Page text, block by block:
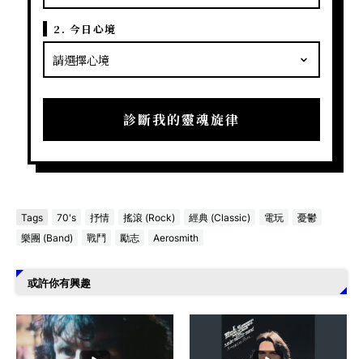
2. 今日心境
診斷我的靈魂旋律
Tags 70's 抒情 搖滾 (Rock) 經典 (Classic) 電玩
憂鬱
樂團 (Band)
戰鬥 勵志 Aerosmith
或許你有興趣